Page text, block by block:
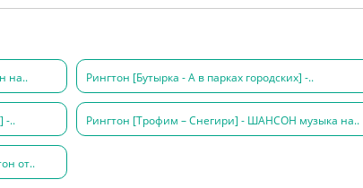
на.. Рингтон [Бутырка - А в парках городских] -..
-.. Рингтон [Трофим – Снегири] - ШАНСОН музыка на..
от..